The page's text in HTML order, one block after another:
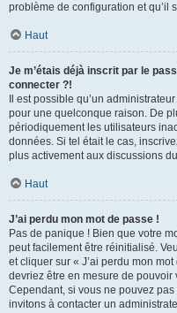
problème de configuration et qu’il
Haut
Je m’étais déjà inscrit par le
connecter ?!
Il est possible qu’un
pour une quelconque raison. De
périodiquement les utilisateurs
données. Si tel était le cas,
plus activement aux discussions
Haut
J’ai perdu mon mot de passe !
Pas de panique ! Bien que votre
peut facilement être réinitialisé.
et cliquer sur « J’ai perdu mon
devriez être en mesure de
Cependant, si vous ne pouvez
invitons à contacter un